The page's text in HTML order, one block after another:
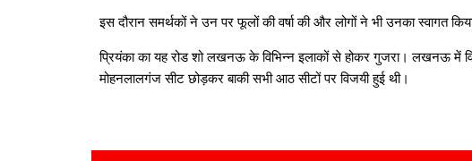
इस दौरान समर्थकों ने उन पर फूलों की वर्षा की और लोगों ने भी उनका स्वागत
प्रियंका का यह रोड शो लखनऊ के विभिन्न इलाकों से होकर गुजरा। लखनऊ में
मोहनलालगंज सीट छोड़कर बाकी सभी आठ सीटों पर विजयी हुई थी।